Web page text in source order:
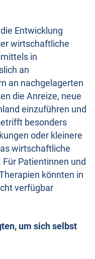
Entwicklung
wirtschaftliche
in
an
an nachgelagerten
die Anreize, neue
einzuführen und
besonders
oder kleinere
wirtschaftliche
Patientinnen und
könnten in
verfügbar
um sich selbst